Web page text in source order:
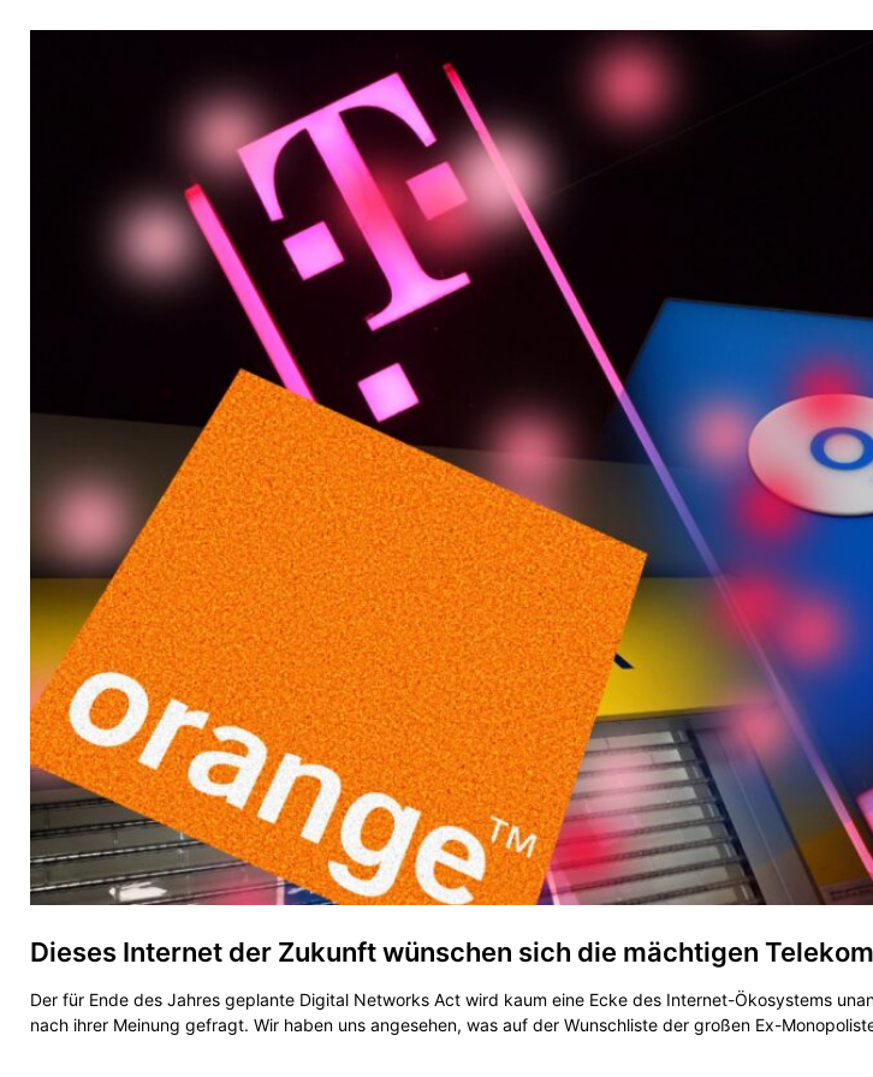
Dieses Internet der Zukunft wünschen sich die mächtigen
Der für Ende des Jahres geplante Digital Networks Act wird kaum eine Ecke des Internet-Ökosystems
nach ihrer Meinung gefragt. Wir haben uns angesehen, was auf der Wunschliste der großen Ex-